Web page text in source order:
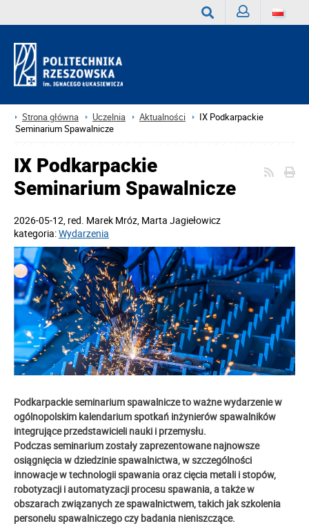
Strona główna Uczelnia Aktualności
IX Podkarpackie
Seminarium Spawalnicze
IX Podkarpackie
Seminarium Spawalnicze
2026-05-12, red. Marek Mróz, Marta Jagiełowicz
kategoria:Wydarzenia
Podkarpackie seminarium spawalnicze to ważne wydarzenie w
ogólnopolskim kalendarium spotkań inżynierów spawalników
integrujące przedstawicieli nauki i przemysłu.
Podczas seminarium zostały zaprezentowane najnowsze
osiągnięcia w dziedzinie spawalnictwa, w szczególności
innowacje w technologii spawania oraz cięcia metali i stopów,
robotyzacji i automatyzacji procesu spawania, a także w
obszarach związanych ze spawalnictwem, takich jak szkolenia
personelu spawalniczego czy badania nieniszczące.